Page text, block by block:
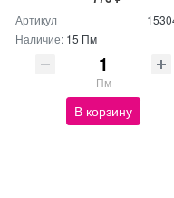
Артикул
Наличие: 15 Пм
Пм
В корзину